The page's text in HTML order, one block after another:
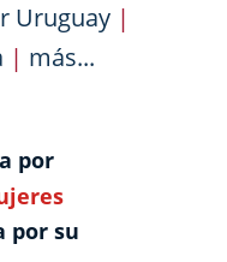
Uruguay|
| más...
por
por su